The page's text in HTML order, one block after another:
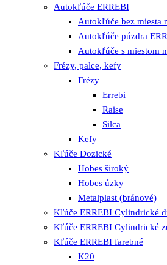
Autokľúče ERREBI
Autokľúče bez miesta
Autokľúče púzdra
Autokľúče s miestom
Frézy, palce, kefy
Frézy
Errebi
Raise
Silca
Kefy
Kľúče Dozické
Hobes široký
Hobes úzky
Metalplast (bránové)
Kľúče ERREBI Cylindrické
Kľúče ERREBI Cylindrické
Kľúče ERREBI farebné
K20